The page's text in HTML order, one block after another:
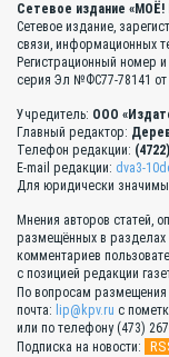
Сетевое издание «МОЁ!
Сетевое издание,
связи, информационных
Регистрационный номер
серия Эл №ФС77-78141 от
Учредитель: ООО
Главный редактор:
Телефон редакции:
E-mail редакции: dva3-
Для юридически
Мнения авторов статей,
размещённых в разделах
комментариев
с позицией редакции
По вопросам
почта: lip@kpv.ru с
или по телефону (473)
Подписка на новости: